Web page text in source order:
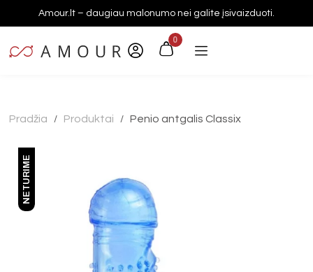
Amour.lt – daugiau malonumo nei galite įsivaizduoti.
0
Pradžia / Produktai / Penio antgalis Classix
NETURIME